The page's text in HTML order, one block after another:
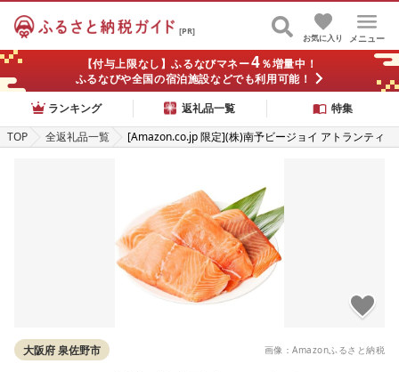
[PR]
メニュー
お気に入り
【付与上限なし】ふるなびマネー4％増量中！
ふるなびや全国の宿泊施設などでも利用可能！
ランキング
返礼品一覧
特集
TOP
全返礼品一覧
[Amazon.co.jp 限定](株)南予ビージョイ アトランティ
画像：Amazonふるさと納税
大阪府 泉佐野市